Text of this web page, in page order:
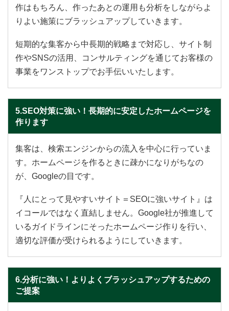
作はもちろん、作ったあとの運用も分析をしながらよ
りよい施策にブラッシュアップしていきます。
短期的な集客から中長期的戦略まで対応し、サイト制
作やSNSの活用、コンサルティングを通じてお客様の
事業をワンストップでお手伝いいたします。
5.SEO対策に強い！長期的に安定したホームページを
作ります
集客は、検索エンジンからの流入を中心に行っていま
す。ホームページを作るときに疎かになりがちなの
が、Googleの目です。
『人にとって見やすいサイト＝SEOに強いサイト』は
イコールではなく直結しません。Google社が推進して
いるガイドラインにそったホームページ作りを行い、
適切な評価が受けられるようにしていきます。
6.分析に強い！よりよくブラッシュアップするための
ご提案